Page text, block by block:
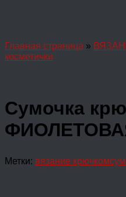
Главная страница »
косметички
Сумочка
Метки: вязание крючком